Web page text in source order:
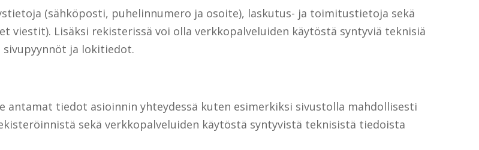
(sähköposti, puhelinnumero ja osoite), laskutus- ja toimitustietoja sekä
Lisäksi rekisterissä voi olla verkkopalveluiden käytöstä syntyviä teknisiä
ja lokitiedot.
tiedot asioinnin yhteydessä kuten esimerkiksi sivustolla mahdollisesti
sekä verkkopalveluiden käytöstä syntyvistä teknisistä tiedoista